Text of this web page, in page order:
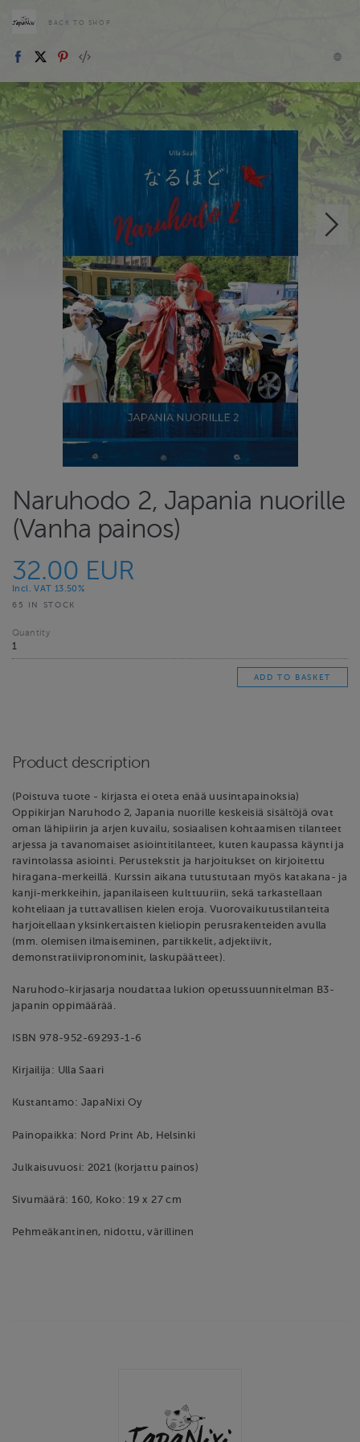
BACK TO SHOP
Naruhodo 2, Japania nuorille
(Vanha painos)
32.00 EUR
Incl. VAT 13.50%
65 IN STOCK
Quantity
Product description
(Poistuva tuote - kirjasta ei oteta enää uusintapainoksia)
Oppikirjan Naruhodo 2, Japania nuorille keskeisiä sisältöjä ovat
oman lähipiirin ja arjen kuvailu, sosiaalisen kohtaamisen tilanteet
arjessa ja tavanomaiset asiointitilanteet, kuten kaupassa käynti ja
ravintolassa asiointi. Perustekstit ja harjoitukset on kirjoitettu
hiragana-merkeillä. Kurssin aikana tutustutaan myös katakana- ja
kanji-merkkeihin, japanilaiseen kulttuuriin, sekä tarkastellaan
kohteliaan ja tuttavallisen kielen eroja. Vuorovaikutustilanteita
harjoitellaan yksinkertaisten kieliopin perusrakenteiden avulla
(mm. olemisen ilmaiseminen, partikkelit, adjektiivit,
demonstratiivipronominit, laskupäätteet).
Naruhodo-kirjasarja noudattaa lukion opetussuunnitelman B3-
japanin oppimäärää.
ISBN 978-952-69293-1-6
Kirjailija: Ulla Saari
Kustantamo: JapaNixi Oy
Painopaikka: Nord Print Ab, Helsinki
Julkaisuvuosi: 2021 (korjattu painos)
Sivumäärä: 160, Koko: 19 x 27 cm
Pehmeäkantinen, nidottu, värillinen